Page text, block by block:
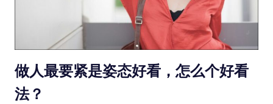
做人最要紧是姿态好看，怎么个好看
法？